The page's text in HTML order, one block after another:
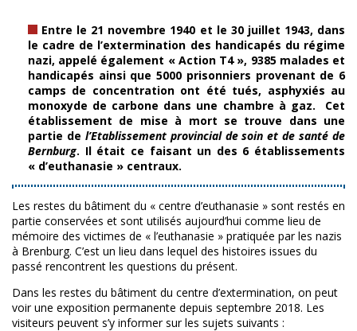
Entre le 21 novembre 1940 et le 30 juillet 1943, dans
le cadre de l’extermination des handicapés du régime
nazi, appelé également « Action T4 », 9385 malades et
handicapés ainsi que 5000 prisonniers provenant de 6
camps de concentration ont été tués, asphyxiés au
monoxyde de carbone dans une chambre à gaz. Cet
établissement de mise à mort se trouve dans une
partie de l’Etablissement provincial de soin et de santé de
Bernburg. Il était ce faisant un des 6 établissements
« d’euthanasie » centraux.
Les restes du bâtiment du « centre d’euthanasie » sont restés en
partie conservées et sont utilisés aujourd’hui comme lieu de
mémoire des victimes de « l’euthanasie » pratiquée par les nazis
à Brenburg. C’est un lieu dans lequel des histoires issues du
passé rencontrent les questions du présent.
Dans les restes du bâtiment du centre d’extermination, on peut
voir une exposition permanente depuis septembre 2018. Les
visiteurs peuvent s’y informer sur les sujets suivants :